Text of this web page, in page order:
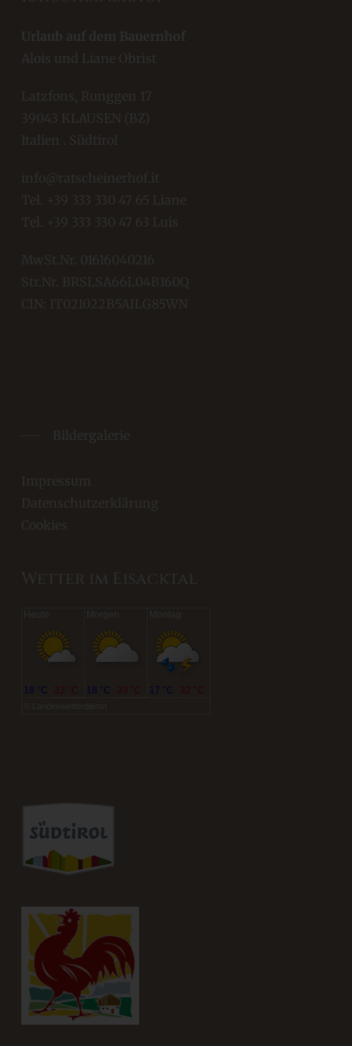
18 °C 32 °C 18 °C 33 °C 17 °C 32 °C